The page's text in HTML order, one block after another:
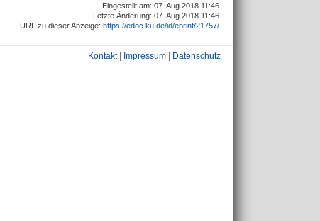
Eingestellt am: 07. Aug 2018 11:46
Letzte Änderung: 07. Aug 2018 11:46
URL zu dieser Anzeige: https://edoc.ku.de/id/eprint/21757/
Kontakt| Impressum Datenschutz